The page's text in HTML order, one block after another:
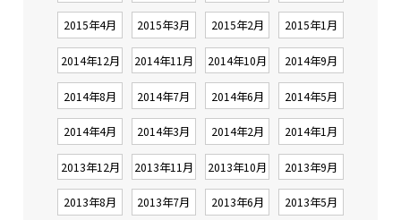
2015年4月 2015年3月 2015年2月 2015年1月
2014年12月 2014年11月 2014年10月 2014年9月
2014年8月 2014年7月 2014年6月 2014年5月
2014年4月 2014年3月 2014年2月 2014年1月
2013年12月 2013年11月 2013年10月 2013年9月
2013年8月 2013年7月 2013年6月 2013年5月